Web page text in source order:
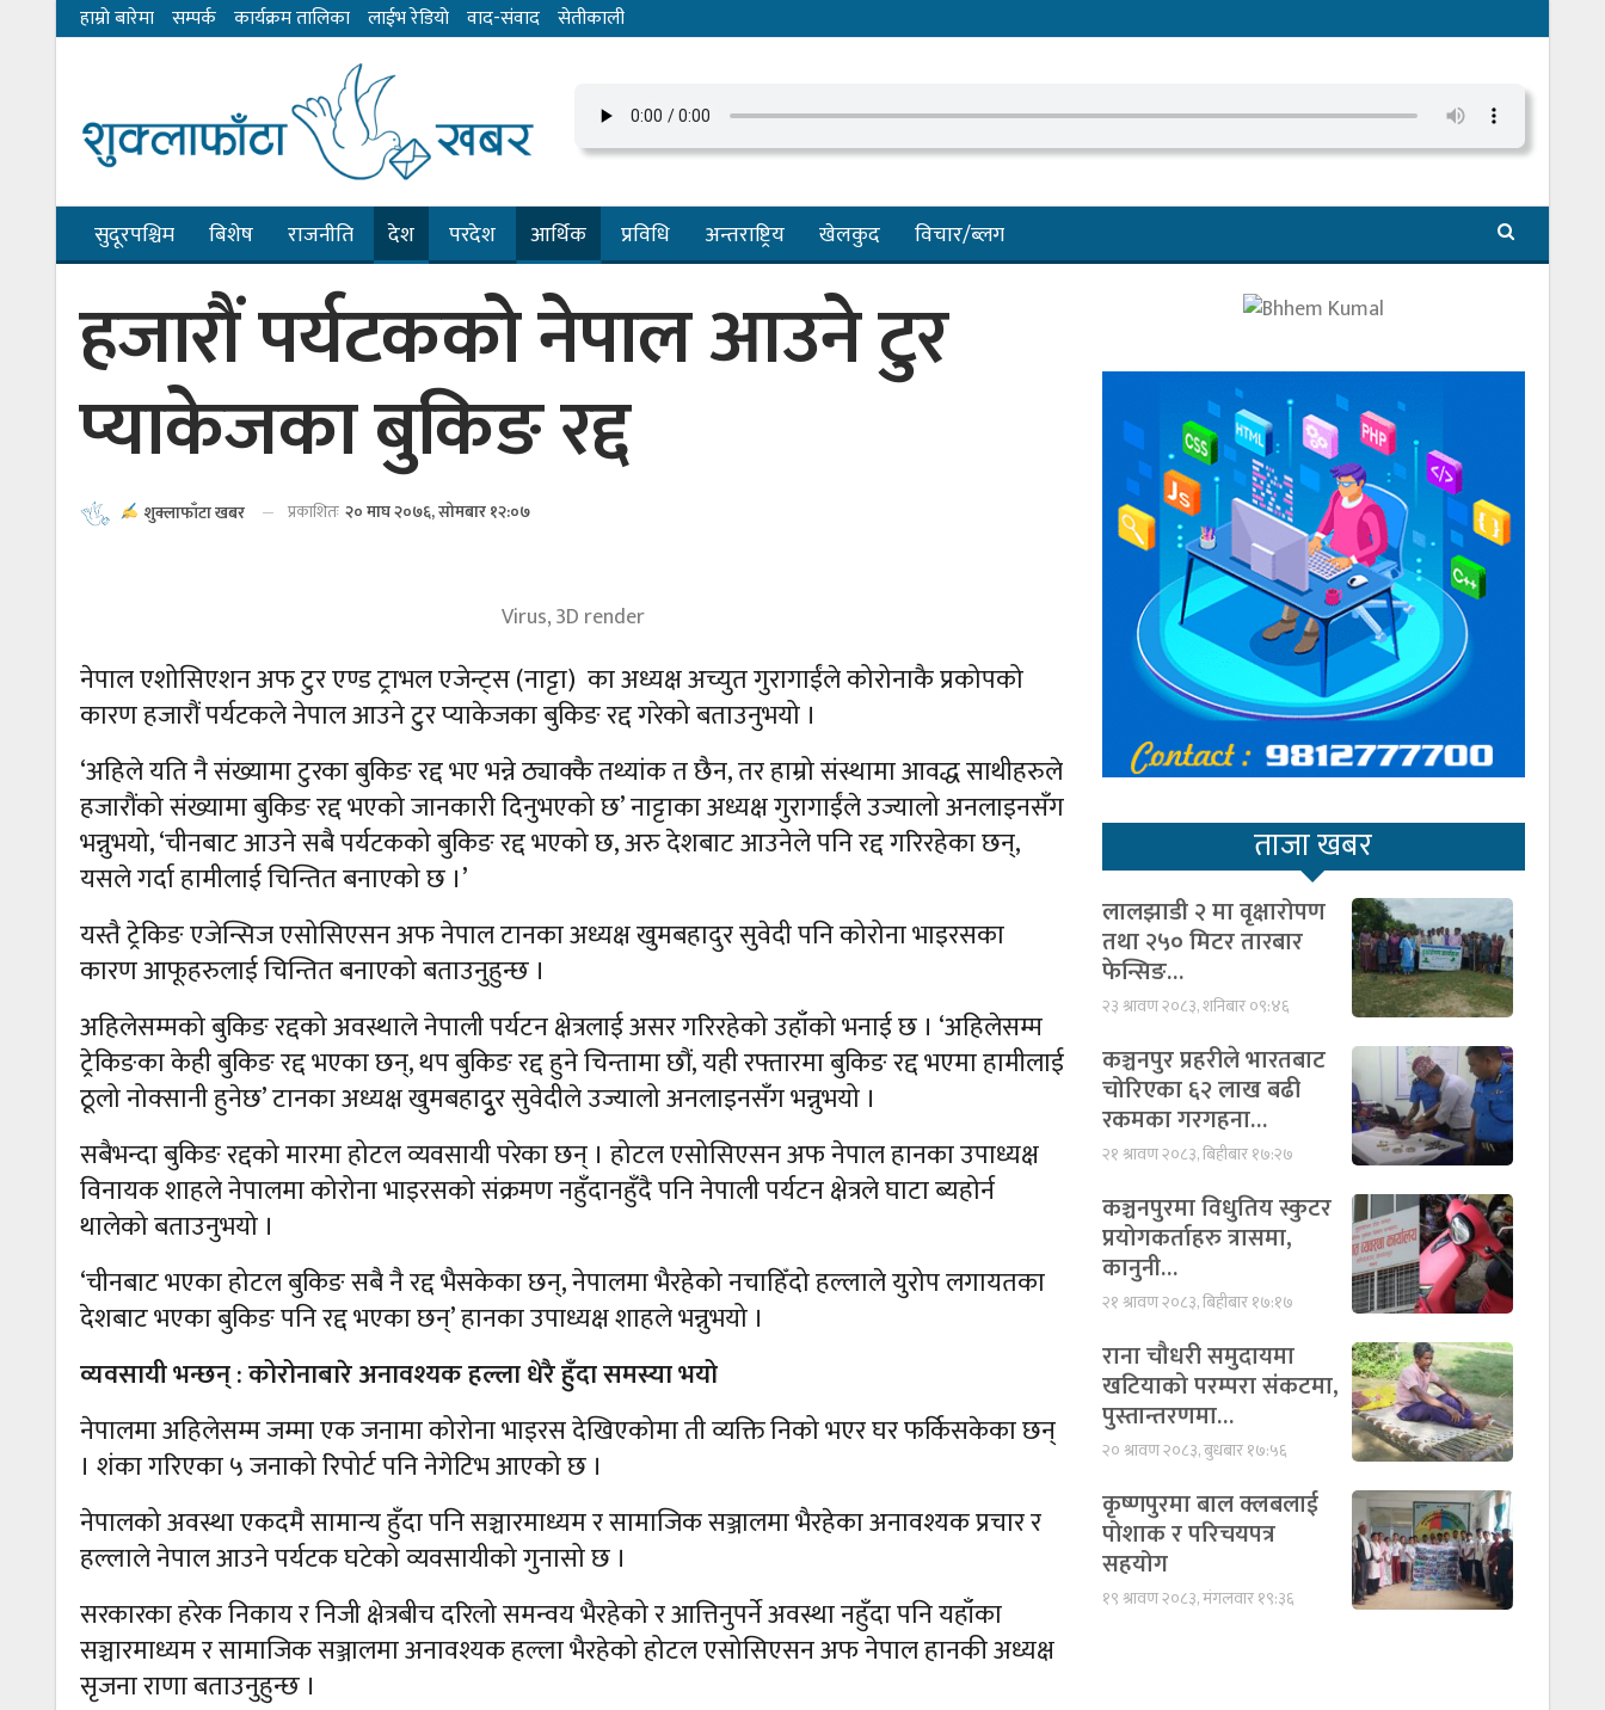
हाम्राे बारेमा सम्पर्क कार्यक्रम तालिका लाईभ रेडियाे वाद-संवाद सेतीकाली
सुदूरपश्चिम बिशेष राजनीति देश परदेश आर्थिक प्रविधि अन्तराष्ट्रिय खेलकुद विचार/ब्लग
हजारौं पर्यटकको नेपाल आउने टुर
प्याकेजका बुकिङ रद्द
शुक्लाफाँटा खबर प्रकाशितः २० माघ २०७६, सोमबार १२:०७
Virus, 3D render
नेपाल एशोसिएशन अफ टुर एण्ड ट्राभल एजेन्ट्स (नाट्टा) का अध्यक्ष अच्युत गुरागाईंले कोरोनाकै प्रकोपको
कारण हजारौं पर्यटकले नेपाल आउने टुर प्याकेजका बुकिङ रद्द गरेको बताउनुभयो ।
‘अहिले यति नै संख्यामा टुरका बुकिङ रद्द भए भन्ने ठ्याक्कै तथ्यांक त छैन, तर हाम्रो संस्थामा आवद्ध साथीहरुले
हजारौंको संख्यामा बुकिङ रद्द भएको जानकारी दिनुभएको छ’ नाट्टाका अध्यक्ष गुरागाईंले उज्यालो अनलाइनसँग
भन्नुभयो, ‘चीनबाट आउने सबै पर्यटकको बुकिङ रद्द भएको छ, अरु देशबाट आउनेले पनि रद्द गरिरहेका छन्,
यसले गर्दा हामीलाई चिन्तित बनाएको छ ।’
यस्तै ट्रेकिङ एजेन्सिज एसोसिएसन अफ नेपाल टानका अध्यक्ष खुमबहादुर सुवेदी पनि कोरोना भाइरसका
कारण आफूहरुलाई चिन्तित बनाएको बताउनुहुन्छ ।
अहिलेसम्मको बुकिङ रद्दको अवस्थाले नेपाली पर्यटन क्षेत्रलाई असर गरिरहेको उहाँको भनाई छ । ‘अहिलेसम्म
ट्रेकिङका केही बुकिङ रद्द भएका छन्, थप बुकिङ रद्द हुने चिन्तामा छौं, यही रफ्तारमा बुकिङ रद्द भएमा हामीलाई
ठूलो नोक्सानी हुनेछ’ टानका अध्यक्ष खुमबहादुृर सुवेदीले उज्यालो अनलाइनसँग भन्नुभयो ।
सबैभन्दा बुकिङ रद्दको मारमा होटल व्यवसायी परेका छन् । होटल एसोसिएसन अफ नेपाल हानका उपाध्यक्ष
विनायक शाहले नेपालमा कोरोना भाइरसको संक्रमण नहुँदानहुँदै पनि नेपाली पर्यटन क्षेत्रले घाटा ब्यहोर्न
थालेको बताउनुभयो ।
‘चीनबाट भएका होटल बुकिङ सबै नै रद्द भैसकेका छन्, नेपालमा भैरहेको नचाहिँदो हल्लाले युरोप लगायतका
देशबाट भएका बुकिङ पनि रद्द भएका छन्’ हानका उपाध्यक्ष शाहले भन्नुभयो ।
व्यवसायी भन्छन् : कोरोनाबारे अनावश्यक हल्ला धेरै हुँदा समस्या भयो
नेपालमा अहिलेसम्म जम्मा एक जनामा कोरोना भाइरस देखिएकोमा ती व्यक्ति निको भएर घर फर्किसकेका छन्
। शंका गरिएका ५ जनाको रिपोर्ट पनि नेगेटिभ आएको छ ।
नेपालको अवस्था एकदमै सामान्य हुँदा पनि सञ्चारमाध्यम र सामाजिक सञ्जालमा भैरहेका अनावश्यक प्रचार र
हल्लाले नेपाल आउने पर्यटक घटेको व्यवसायीको गुनासो छ ।
सरकारका हरेक निकाय र निजी क्षेत्रबीच दरिलो समन्वय भैरहेको र आत्तिनुपर्ने अवस्था नहुँदा पनि यहाँका
सञ्चारमाध्यम र सामाजिक सञ्जालमा अनावश्यक हल्ला भैरहेको होटल एसोसिएसन अफ नेपाल हानकी अध्यक्ष
सृजना राणा बताउनुहुन्छ ।
ताजा खबर
लालझाडी २ मा वृक्षारोपण
तथा २५० मिटर तारबार
फेन्सिङ…
२३ श्रावण २०८३, शनिबार ०९:४६
कञ्चनपुर प्रहरीले भारतबाट
चोरिएका ६२ लाख बढी
रकमका गरगहना…
२१ श्रावण २०८३, बिहीबार १७:२७
कञ्चनपुरमा विधुतिय स्कुटर
प्रयोगकर्ताहरु त्रासमा,
कानुनी…
२१ श्रावण २०८३, बिहीबार १७:१७
राना चौधरी समुदायमा
खटियाको परम्परा संकटमा,
पुस्तान्तरणमा…
२० श्रावण २०८३, बुधबार १७:५६
कृष्णपुरमा बाल क्लबलाई
पोशाक र परिचयपत्र
सहयोग
१९ श्रावण २०८३, मंगलवार १९:३६